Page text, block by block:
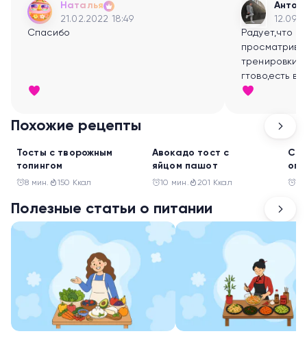
Наталья
21.02.2022 18:49
Спасибо
Антон
Радует,что
тренировки-
гтово,есть
заниматься:)
Похожие рецепты
Перекус
Тосты с творожным
топингом
8 мин. 150 Ккал
Перекус
Авокадо тост с
яйцом пашот
10 мин. 201 Ккал
Полезные статьи о питании